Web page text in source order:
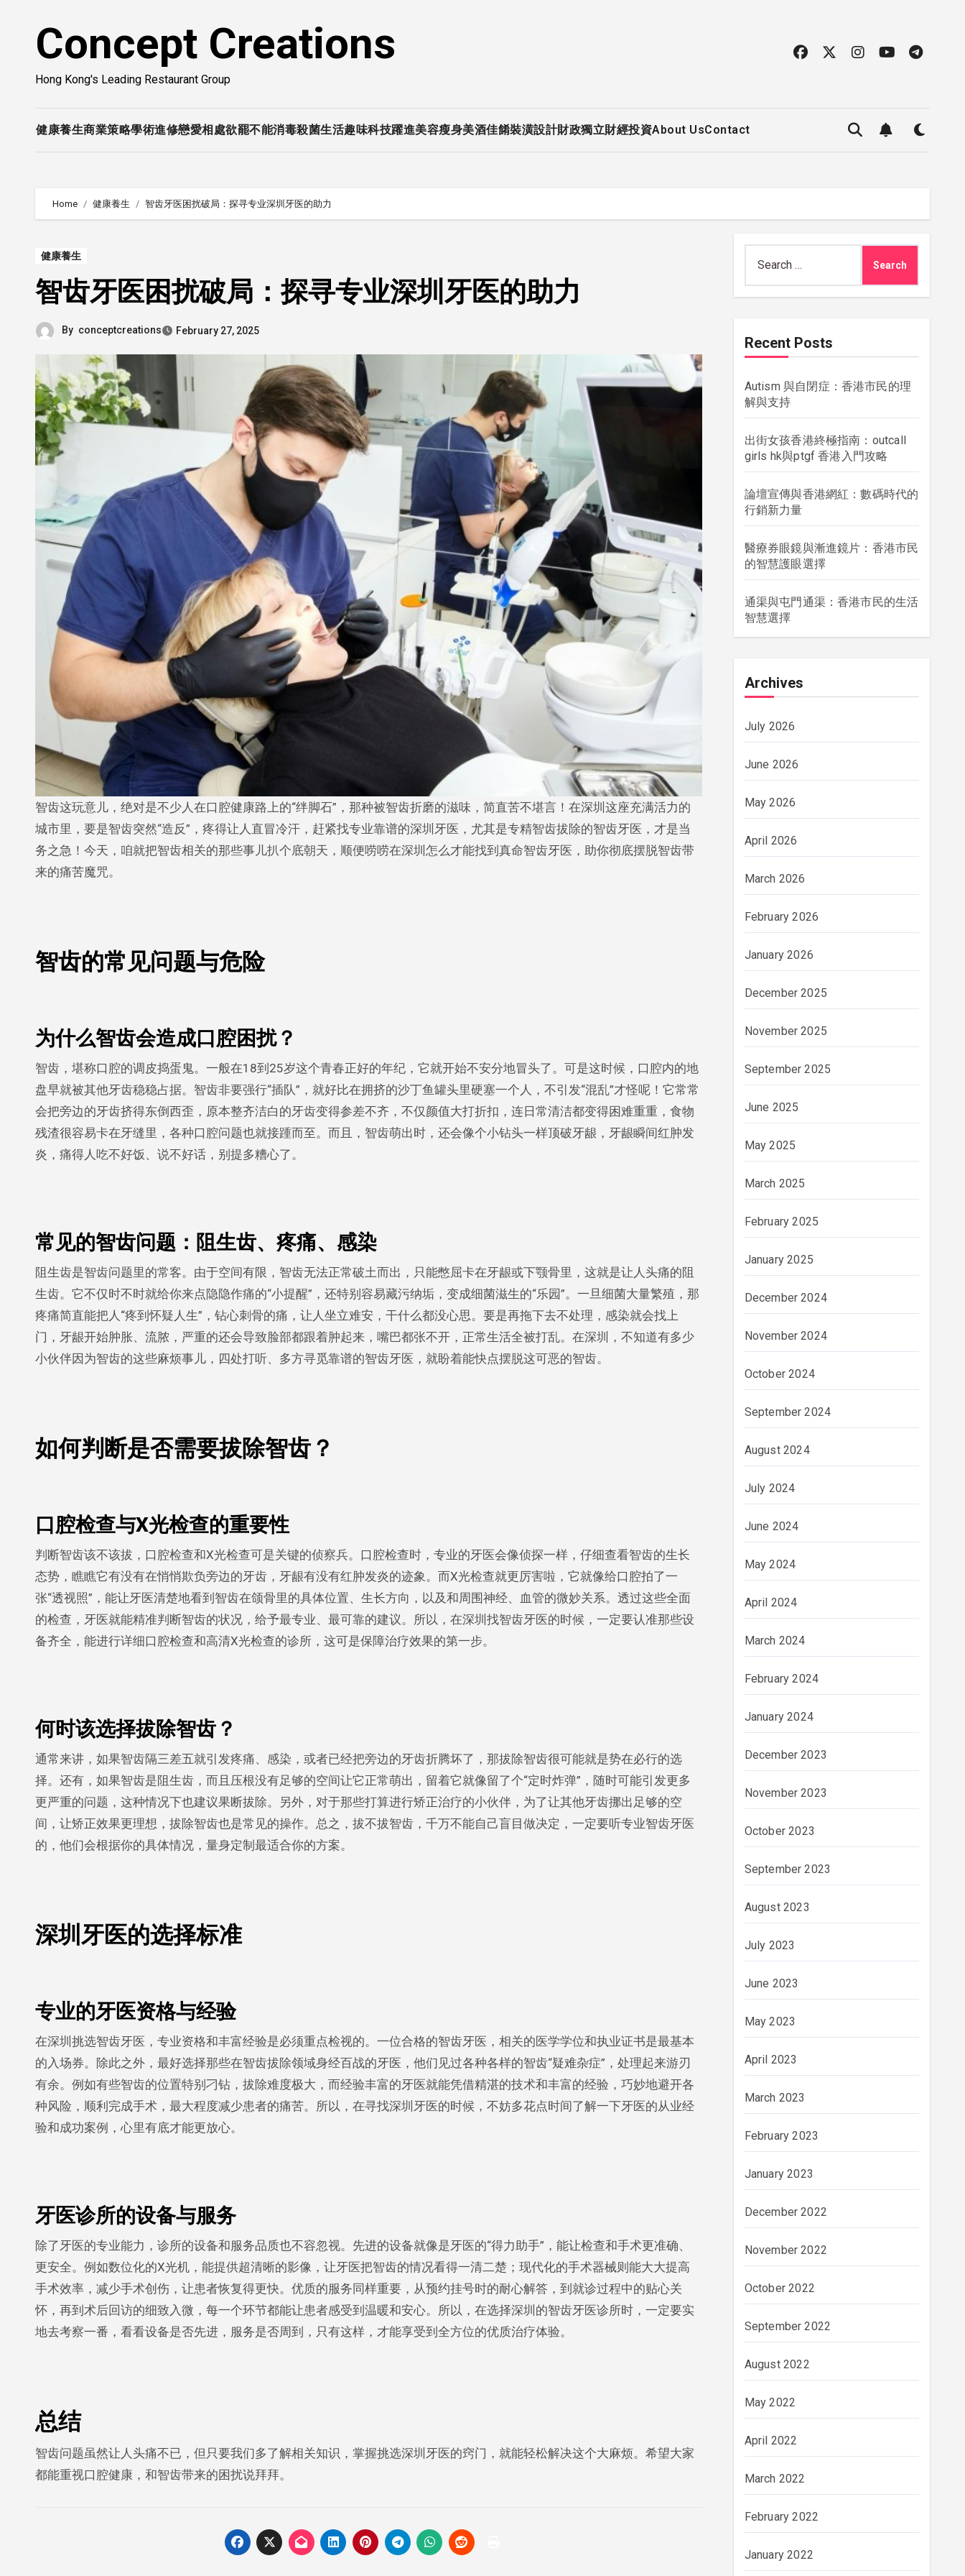
Concept Creations
Hong Kong's Leading Restaurant Group
健康養生商業策略學術進修戀愛相處欲罷不能消毒殺菌生活趣味科技躍進美容瘦身美酒佳餚裝潢設計財政獨立財經投資About UsContact
Home 健康養生 智齿牙医困扰破局：探寻专业深圳牙医的助力
健康養生
智齿牙医困扰破局：探寻专业深圳牙医的助力
By conceptcreations February 27, 2025
智齿这玩意儿，绝对是不少人在口腔健康路上的“绊脚石”，那种被智齿折磨的滋味，简直苦不堪言！在深圳这座充满活力的
城市里，要是智齿突然“造反”，疼得让人直冒冷汗，赶紧找专业靠谱的深圳牙医，尤其是专精智齿拔除的智齿牙医，才是当
务之急！今天，咱就把智齿相关的那些事儿扒个底朝天，顺便唠唠在深圳怎么才能找到真命智齿牙医，助你彻底摆脱智齿带
来的痛苦魔咒。
智齿的常见问题与危险
为什么智齿会造成口腔困扰？
智齿，堪称口腔的调皮捣蛋鬼。一般在18到25岁这个青春正好的年纪，它就开始不安分地冒头了。可是这时候，口腔内的地
盘早就被其他牙齿稳稳占据。智齿非要强行“插队”，就好比在拥挤的沙丁鱼罐头里硬塞一个人，不引发“混乱”才怪呢！它常常
会把旁边的牙齿挤得东倒西歪，原本整齐洁白的牙齿变得参差不齐，不仅颜值大打折扣，连日常清洁都变得困难重重，食物
残渣很容易卡在牙缝里，各种口腔问题也就接踵而至。而且，智齿萌出时，还会像个小钻头一样顶破牙龈，牙龈瞬间红肿发
炎，痛得人吃不好饭、说不好话，别提多糟心了。
常见的智齿问题：阻生齿、疼痛、感染
阻生齿是智齿问题里的常客。由于空间有限，智齿无法正常破土而出，只能憋屈卡在牙龈或下颚骨里，这就是让人头痛的阻
生齿。它不仅时不时就给你来点隐隐作痛的“小提醒”，还特别容易藏污纳垢，变成细菌滋生的“乐园”。一旦细菌大量繁殖，那
疼痛简直能把人“疼到怀疑人生”，钻心刺骨的痛，让人坐立难安，干什么都没心思。要是再拖下去不处理，感染就会找上
门，牙龈开始肿胀、流脓，严重的还会导致脸部都跟着肿起来，嘴巴都张不开，正常生活全被打乱。在深圳，不知道有多少
小伙伴因为智齿的这些麻烦事儿，四处打听、多方寻觅靠谱的智齿牙医，就盼着能快点摆脱这可恶的智齿。
如何判断是否需要拔除智齿？
口腔检查与X光检查的重要性
判断智齿该不该拔，口腔检查和X光检查可是关键的侦察兵。口腔检查时，专业的牙医会像侦探一样，仔细查看智齿的生长
态势，瞧瞧它有没有在悄悄欺负旁边的牙齿，牙龈有没有红肿发炎的迹象。而X光检查就更厉害啦，它就像给口腔拍了一
张“透视照”，能让牙医清楚地看到智齿在颌骨里的具体位置、生长方向，以及和周围神经、血管的微妙关系。透过这些全面
的检查，牙医就能精准判断智齿的状况，给予最专业、最可靠的建议。所以，在深圳找智齿牙医的时候，一定要认准那些设
备齐全，能进行详细口腔检查和高清X光检查的诊所，这可是保障治疗效果的第一步。
何时该选择拔除智齿？
通常来讲，如果智齿隔三差五就引发疼痛、感染，或者已经把旁边的牙齿折腾坏了，那拔除智齿很可能就是势在必行的选
择。还有，如果智齿是阻生齿，而且压根没有足够的空间让它正常萌出，留着它就像留了个“定时炸弹”，随时可能引发更多
更严重的问题，这种情况下也建议果断拔除。另外，对于那些打算进行矫正治疗的小伙伴，为了让其他牙齿挪出足够的空
间，让矫正效果更理想，拔除智齿也是常见的操作。总之，拔不拔智齿，千万不能自己盲目做决定，一定要听专业智齿牙医
的，他们会根据你的具体情况，量身定制最适合你的方案。
深圳牙医的选择标准
专业的牙医资格与经验
在深圳挑选智齿牙医，专业资格和丰富经验是必须重点检视的。一位合格的智齿牙医，相关的医学学位和执业证书是最基本
的入场券。除此之外，最好选择那些在智齿拔除领域身经百战的牙医，他们见过各种各样的智齿“疑难杂症”，处理起来游刃
有余。例如有些智齿的位置特别刁钻，拔除难度极大，而经验丰富的牙医就能凭借精湛的技术和丰富的经验，巧妙地避开各
种风险，顺利完成手术，最大程度减少患者的痛苦。所以，在寻找深圳牙医的时候，不妨多花点时间了解一下牙医的从业经
验和成功案例，心里有底才能更放心。
牙医诊所的设备与服务
除了牙医的专业能力，诊所的设备和服务品质也不容忽视。先进的设备就像是牙医的“得力助手”，能让检查和手术更准确、
更安全。例如数位化的X光机，能提供超清晰的影像，让牙医把智齿的情况看得一清二楚；现代化的手术器械则能大大提高
手术效率，减少手术创伤，让患者恢复得更快。优质的服务同样重要，从预约挂号时的耐心解答，到就诊过程中的贴心关
怀，再到术后回访的细致入微，每一个环节都能让患者感受到温暖和安心。所以，在选择深圳的智齿牙医诊所时，一定要实
地去考察一番，看看设备是否先进，服务是否周到，只有这样，才能享受到全方位的优质治疗体验。
总结
智齿问题虽然让人头痛不已，但只要我们多了解相关知识，掌握挑选深圳牙医的窍门，就能轻松解决这个大麻烦。希望大家
都能重视口腔健康，和智齿带来的困扰说拜拜。
for:
Recent Posts
Autism 與自閉症：香港市民的理
解與支持
出街女孩香港終極指南：outcall
girls hk與ptgf 香港入門攻略
論壇宣傳與香港網紅：數碼時代的
行銷新力量
醫療券眼鏡與漸進鏡片：香港市民
的智慧護眼選擇
通渠與屯門通渠：香港市民的生活
智慧選擇
Archives
July 2026
June 2026
May 2026
April 2026
March 2026
February 2026
January 2026
December 2025
November 2025
September 2025
June 2025
May 2025
March 2025
February 2025
January 2025
December 2024
November 2024
October 2024
September 2024
August 2024
July 2024
June 2024
May 2024
April 2024
March 2024
February 2024
January 2024
December 2023
November 2023
October 2023
September 2023
August 2023
July 2023
June 2023
May 2023
April 2023
March 2023
February 2023
January 2023
December 2022
November 2022
October 2022
September 2022
August 2022
May 2022
April 2022
March 2022
February 2022
January 2022